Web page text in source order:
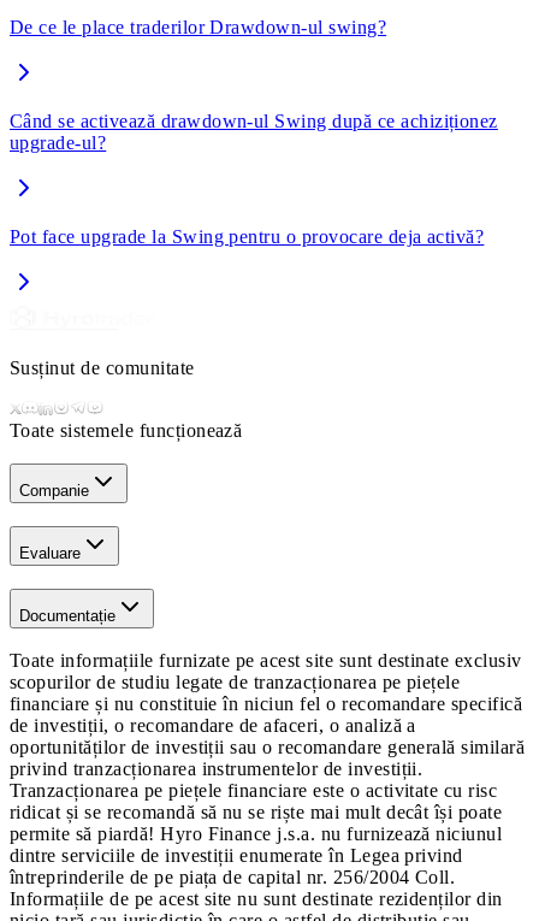
De ce le place traderilor Drawdown-ul swing?
Când se activează drawdown-ul Swing după ce achiziționez
upgrade-ul?
Pot face upgrade la Swing pentru o provocare deja activă?
Susținut de comunitate
Toate sistemele funcționează
Companie
Evaluare
Documentație
Toate informațiile furnizate pe acest site sunt destinate exclusiv
scopurilor de studiu legate de tranzacționarea pe piețele
financiare și nu constituie în niciun fel o recomandare specifică
de investiții, o recomandare de afaceri, o analiză a
oportunităților de investiții sau o recomandare generală similară
privind tranzacționarea instrumentelor de investiții.
Tranzacționarea pe piețele financiare este o activitate cu risc
ridicat și se recomandă să nu se riște mai mult decât își poate
permite să piardă! Hyro Finance j.s.a. nu furnizează niciunul
dintre serviciile de investiții enumerate în Legea privind
întreprinderile de pe piața de capital nr. 256/2004 Coll.
Informațiile de pe acest site nu sunt destinate rezidenților din